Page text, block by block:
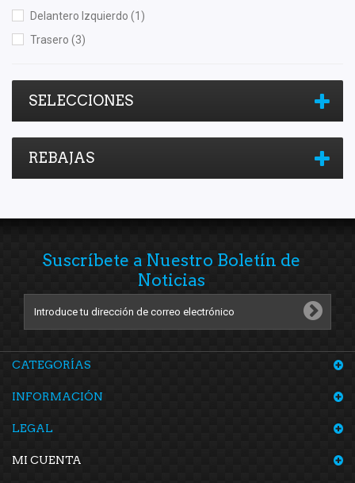
Delantero Izquierdo (1)
Trasero (3)
SELECCIONES
REBAJAS
Suscríbete a Nuestro Boletín de
Noticias
CATEGORÍAS
INFORMACIÓN
LEGAL
MI CUENTA